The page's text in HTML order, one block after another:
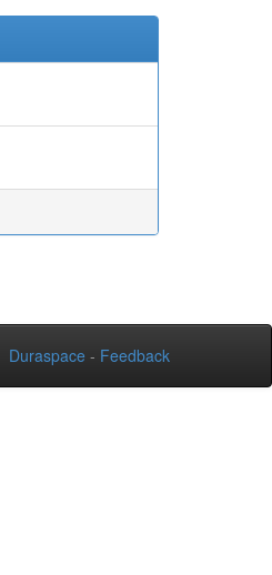
Duraspace - Feedback